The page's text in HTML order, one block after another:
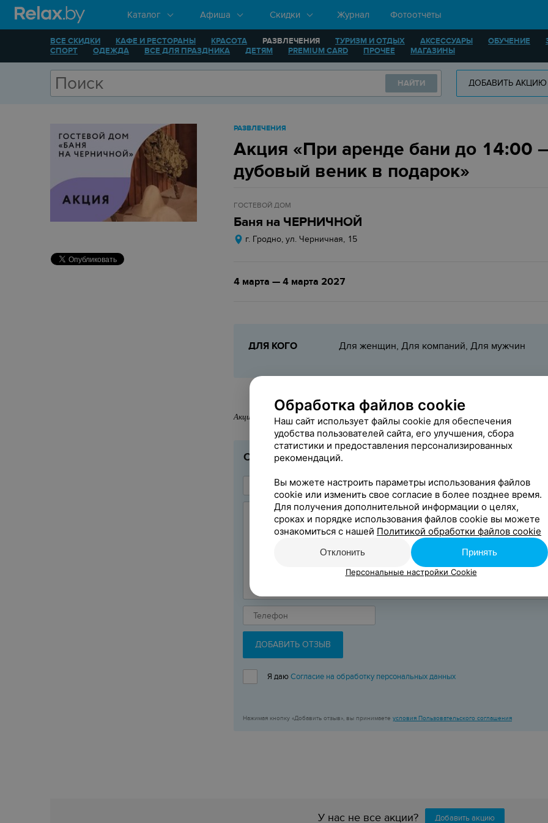
Каталог Афиша Скидки Журнал Фотоотчёты
ВСЕ СКИДКИ КАФЕ И РЕСТОРАНЫ КРАСОТА РАЗВЛЕЧЕНИЯ ТУРИЗМ И ОТДЫХ АКСЕССУАРЫ ОБУЧЕНИЕ
СПОРТ
ОДЕЖДА ВСЕ ДЛЯ ПРАЗДНИКА ДЕТЯМ PREMIUM CARD ПРОЧЕЕ МАГАЗИНЫ
НАЙТИ ДОБАВИТЬ АКЦИЮ
РАЗВЛЕЧЕНИЯ
Акция «При аренде бани до 14:00
дубовый веник в подарок»
ГОСТЕВОЙ ДОМ
Баня на ЧЕРНИЧНОЙ
г. Гродно, ул. Черничная, 15
4 марта — 4 марта 2027
ДЛЯ КОГО Для женщин, Для компаний, Для мужчин
Акции и/или скидки не распространяются на перечень товаров, с которым можно
ОСТАВЬТЕ ОТЗЫВ
ДОБАВИТЬ ОТЗЫВ
Я даюСогласие на обработку персональных данных
Нажимая кнопку «Добавить отзыв», вы принимаете условия Пользовательского соглашения
У нас не все акции? Добавить акцию
Обработка файлов cookie
Наш сайт использует файлы cookie для обеспечения
удобства пользователей сайта, его улучшения, сбора
статистики и предоставления персонализированных
рекомендаций.
Вы можете настроить параметры использования файлов
cookie или изменить свое согласие в более позднее время.
Для получения дополнительной информации о целях,
сроках и порядке использования файлов cookie вы можете
ознакомиться с нашей Политикой обработки файлов cookie
Отклонить Принять
Персональные настройки Cookie